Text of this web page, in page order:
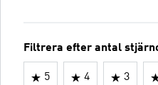
Filtrera efter antal
5 4 3